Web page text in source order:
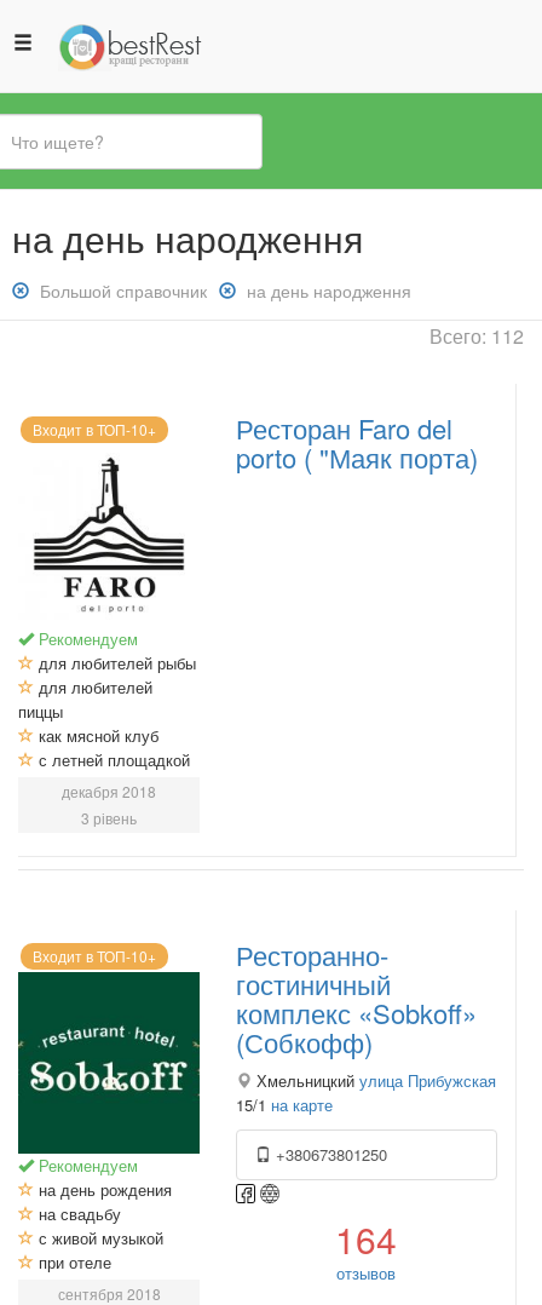
Вы
здесь
на день народження
Снять
фильтр:
Большой справочник
Снять
фильтр:
на день народження
Всего: 112
Входит в ТОП-10+
Рекомендуем
для любителей рыбы
для любителей
пиццы
как мясной клуб
с летней площадкой
декабря 2018
3 рівень
Ресторан Faro del
porto ( "Маяк порта)
Входит в ТОП-10+
Рекомендуем
на день рождения
на свадьбу
с живой музыкой
при отеле
сентября 2018
Ресторанно-
гостиничный
комплекс «Sobkoff»
(Собкофф)
Хмельницкий улица Прибужская
15/1 на карте
+380673801250
164
отзывов